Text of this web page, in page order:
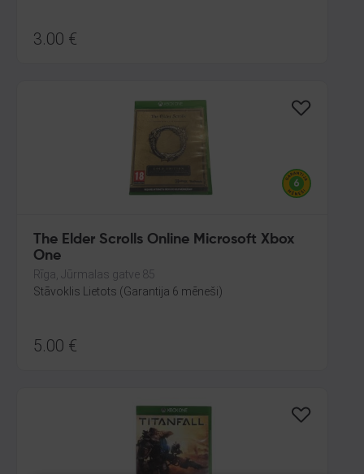
3.00 €
The Elder Scrolls Online Microsoft Xbox
One
Rīga, Jūrmalas gatve 85
Stāvoklis Lietots (Garantija 6 mēneši)
5.00 €